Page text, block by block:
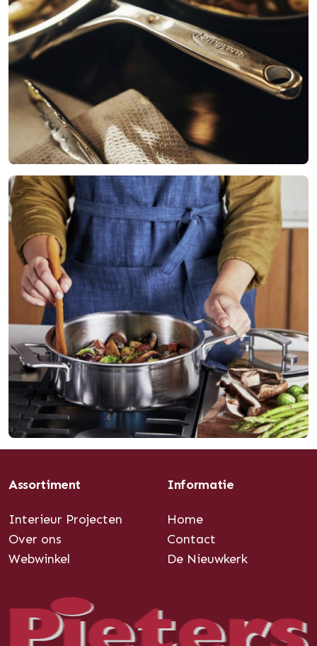
Assortiment
Interieur Projecten
Over ons
Webwinkel
Informatie
Home
Contact
De Nieuwkerk